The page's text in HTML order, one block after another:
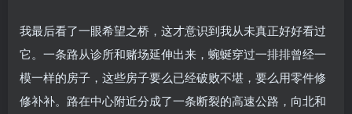
我最后看了一眼希望之桥，这才意识到我从未真正好好看过
它。一条路从诊所和赌场延伸出来，蜿蜒穿过一排排曾经一
模一样的房子，这些房子要么已经破败不堪，要么用零件修
修补补。路在中心附近分成了一条断裂的高速公路，向北和